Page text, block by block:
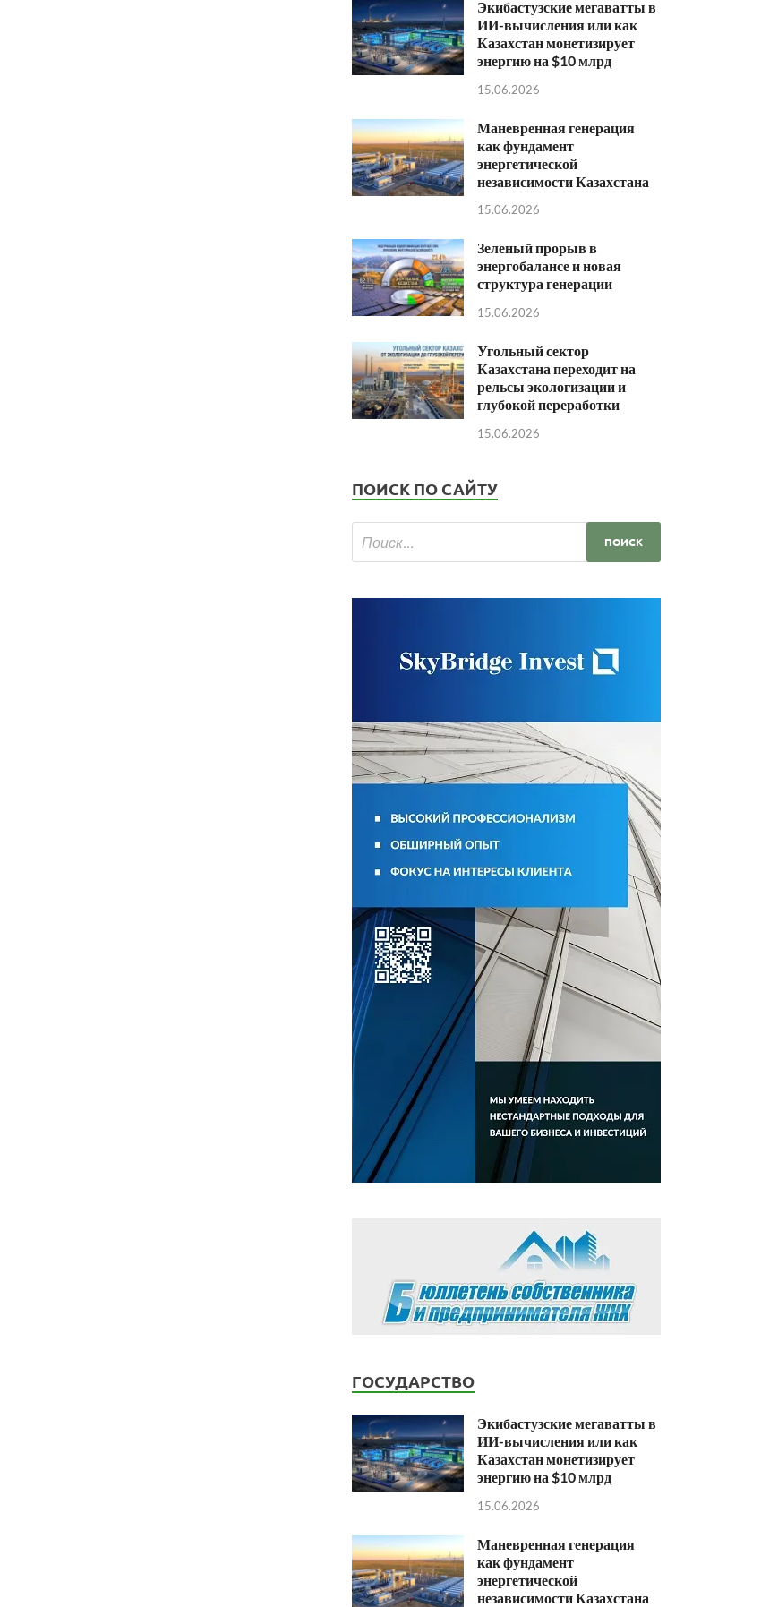
Экибастузские мегаватты в
ИИ-вычисления или как
Казахстан монетизирует
энергию на $10 млрд
15.06.2026
Маневренная генерация
как фундамент
энергетической
независимости Казахстана
15.06.2026
Зеленый прорыв в
энергобалансе и новая
структура генерации
15.06.2026
Угольный сектор
Казахстана переходит на
рельсы экологизации и
глубокой переработки
15.06.2026
ПОИСК ПО САЙТУ
ГОСУДАРСТВО
Экибастузские мегаватты в
ИИ-вычисления или как
Казахстан монетизирует
энергию на $10 млрд
15.06.2026
Маневренная генерация
как фундамент
энергетической
независимости Казахстана